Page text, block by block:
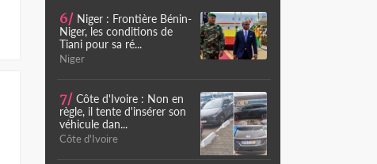
6/ Niger : Frontière Bénin-
Niger, les conditions de
Tiani pour sa ré...
Niger
7/ Côte d'Ivoire : Non en
règle, il tente d'insérer son
véhicule dan...
Côte d'Ivoire